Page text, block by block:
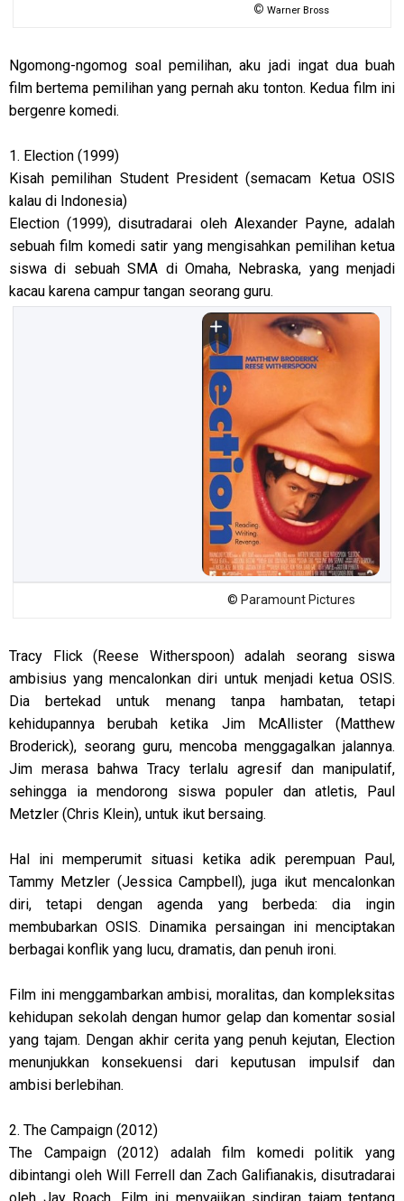
© Warner Bross
Ngomong-ngomog soal pemilihan, aku jadi ingat dua buah
film bertema pemilihan yang pernah aku tonton. Kedua film ini
bergenre komedi.
1. Election (1999)
Kisah pemilihan Student President (semacam Ketua OSIS
kalau di Indonesia)
Election (1999), disutradarai oleh Alexander Payne, adalah
sebuah film komedi satir yang mengisahkan pemilihan ketua
siswa di sebuah SMA di Omaha, Nebraska, yang menjadi
kacau karena campur tangan seorang guru.
© Paramount Pictures
Tracy Flick (Reese Witherspoon) adalah seorang siswa
ambisius yang mencalonkan diri untuk menjadi ketua OSIS.
Dia bertekad untuk menang tanpa hambatan, tetapi
kehidupannya berubah ketika Jim McAllister (Matthew
Broderick), seorang guru, mencoba menggagalkan jalannya.
Jim merasa bahwa Tracy terlalu agresif dan manipulatif,
sehingga ia mendorong siswa populer dan atletis, Paul
Metzler (Chris Klein), untuk ikut bersaing.
Hal ini memperumit situasi ketika adik perempuan Paul,
Tammy Metzler (Jessica Campbell), juga ikut mencalonkan
diri, tetapi dengan agenda yang berbeda: dia ingin
membubarkan OSIS. Dinamika persaingan ini menciptakan
berbagai konflik yang lucu, dramatis, dan penuh ironi.
Film ini menggambarkan ambisi, moralitas, dan kompleksitas
kehidupan sekolah dengan humor gelap dan komentar sosial
yang tajam. Dengan akhir cerita yang penuh kejutan, Election
menunjukkan konsekuensi dari keputusan impulsif dan
ambisi berlebihan.
2. The Campaign (2012)
The Campaign (2012) adalah film komedi politik yang
dibintangi oleh Will Ferrell dan Zach Galifianakis, disutradarai
oleh Jay Roach. Film ini menyajikan sindiran tajam tentang